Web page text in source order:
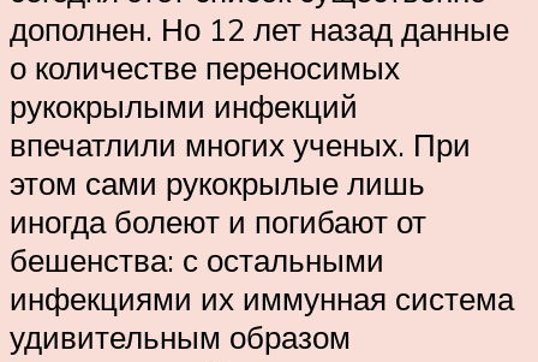
дополнен. Но 12 лет назад данные
о количестве переносимых
рукокрылыми инфекций
впечатлили многих ученых. При
этом сами рукокрылые лишь
иногда болеют и погибают от
бешенства: с остальными
инфекциями их иммунная система
удивительным образом